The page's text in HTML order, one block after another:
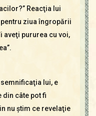
Reacţia lui
pentru ziua îngropării
aveţi pururea cu voi,
lui, e
din câte pot fi
nu ştim ce revelaţie